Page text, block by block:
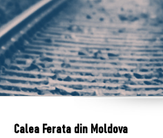
Calea Ferata din Moldova